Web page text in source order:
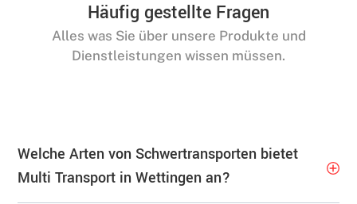
Häufig gestellte Fragen
Alles was Sie über unsere Produkte und
Dienstleistungen wissen müssen.
Welche Arten von Schwertransporten bietet
Multi Transport in Wettingen an?